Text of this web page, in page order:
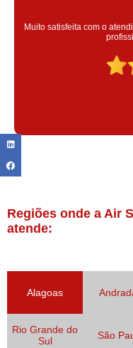
Super satisfeita com o
colaoradores educado e
Regiões onde a Air
atende:
Alagoas
Rio Grande do
Sul
São